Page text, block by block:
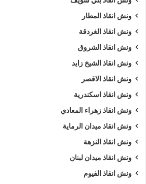
ونش انقاذ المطار
ونش انقاذ الغردقة
ونش انقاذ الشروق
ونش انقاذ الشيخ زايد
ونش انقاذ الاقصر
ونش انقاذ اسكندرية
ونش انقاذ زهراء المعادي
ونش انقاذ ميدان الرماية
ونش انقاذ النزهة
ونش انقاذ ميدان لبنان
ونش انقاذ الفيوم